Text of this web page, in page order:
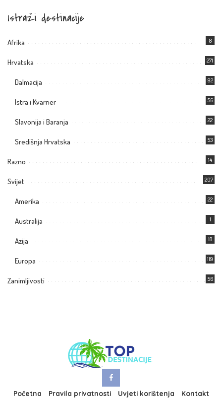
Istraži destinacije
Afrika 8
Hrvatska 271
Dalmacija 92
Istra i Kvarner 56
Slavonija i Baranja 22
Središnja Hrvatska 53
Razno 14
Svijet 207
Amerika 22
Australija 1
Azija 18
Europa 119
Zanimljivosti 56
Početna Pravila privatnosti Uvjeti korištenja Kontakt